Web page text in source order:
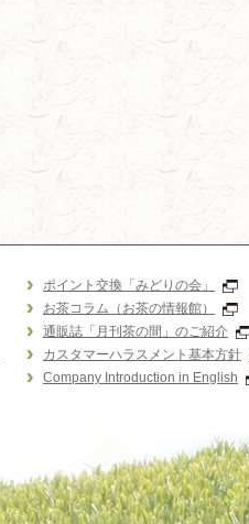
ポイント交換「みどりの会」
お茶コラム（お茶の情報館）
通販誌「月刊茶の間」のご紹介
カスタマーハラスメント基本方針
Company Introduction in English